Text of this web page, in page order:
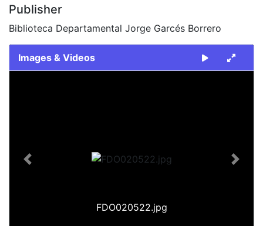
Publisher
Biblioteca Departamental Jorge Garcés Borrero
Images & Videos
FDO020522.jpg
Previous Next